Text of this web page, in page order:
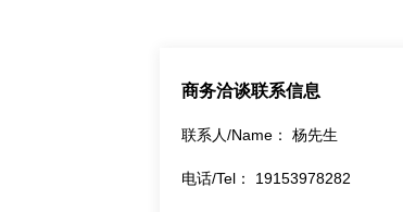
商务洽谈联系信息
联系人/Name： 杨先生
电话/Tel： 19153978282